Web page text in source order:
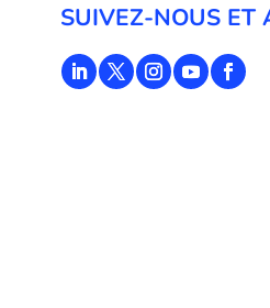
SUIVEZ-NOUS ET